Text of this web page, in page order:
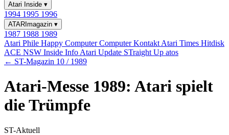
Atari Inside ▾
1994 1995 1996
ATARImagazin ▾
1987 1988 1989
Atari Phile Happy ComputerComputer Kontakt Atari Times Hitdisk
ACE NSW Inside Info Atari Update STraight Up atos
← ST-Magazin 10 / 1989
Atari-Messe 1989: Atari spielt
die Trümpfe
ST-Aktuell